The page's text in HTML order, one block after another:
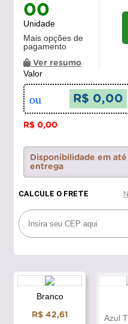
00
Unidade
Mais opções de
pagamento
Ver resumo
Valor
ou R$ 0,00
R$ 0,00
Disponibilidade em
entrega
Branco
R$ 42,61 Azul